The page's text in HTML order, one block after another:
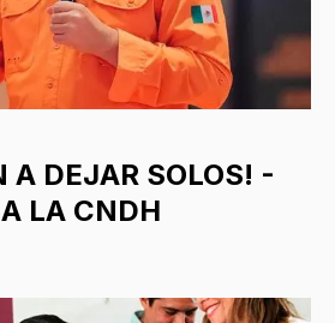
A DEJAR SOLOS! -
LA CNDH